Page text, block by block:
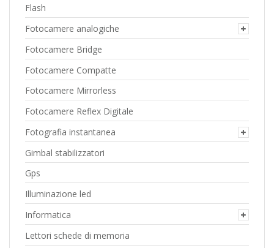
Flash
Fotocamere analogiche
Fotocamere Bridge
Fotocamere Compatte
Fotocamere Mirrorless
Fotocamere Reflex Digitale
Fotografia instantanea
Gimbal stabilizzatori
Gps
Illuminazione led
Informatica
Lettori schede di memoria